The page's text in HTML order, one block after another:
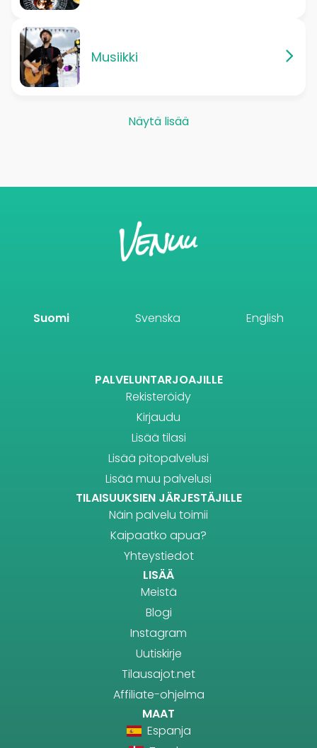
Musiikki
Näytä lisää
Suomi Svenska English
PALVELUNTARJOAJILLE
Rekisteröidy
Kirjaudu
Lisää tilasi
Lisää pitopalvelusi
Lisää muu palvelusi
TILAISUUKSIEN JÄRJESTÄJILLE
Näin palvelu toimii
Kaipaatko apua?
Yhteystiedot
LISÄÄ
Meistä
Blogi
Instagram
Uutiskirje
Tilausajot.net
Affiliate-ohjelma
MAAT
Espanja